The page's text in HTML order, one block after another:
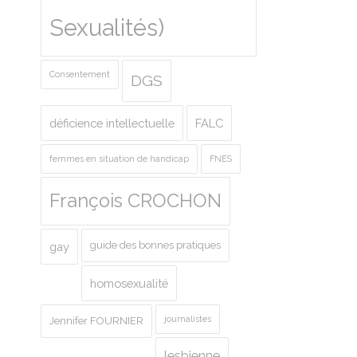
Sexualités)
Consentement DGS
déficience intellectuelle FALC
femmes en situation de handicap FNES
François CROCHON
gay guide des bonnes pratiques
homosexualité
Jennifer FOURNIER journalistes